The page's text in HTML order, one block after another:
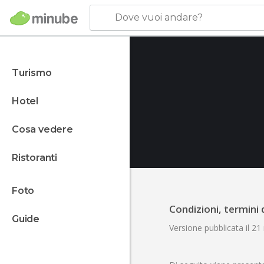
Dove vuoi andare?
turismo
hotel
cosa vedere
ristoranti
foto
guide
Condizioni, termini
Versione pubblicata il